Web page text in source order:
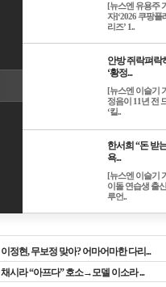
[뉴스엔 유용주
자]‘2026 쿠팡플
리즈’ 1..
안방 쥐락펴락
‘황정...
[뉴스엔 이슬기
정음이 11년 전
‘킬..
한서희 “돈 받
욕...
[뉴스엔 이슬기
이돌 연습생 출
루언..
이정현, 무보정 맞아? 어마어마한 다리...
채시라 “아프다” 호소→모델 이소라 ...